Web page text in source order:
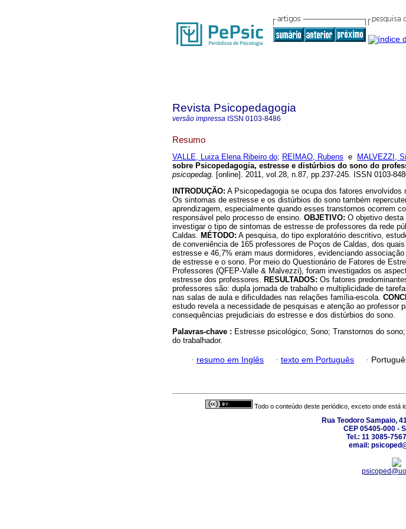
Revista Psicopedagogia
versão impressa ISSN 0103-8486
Resumo
VALLE, Luiza Elena Ribeiro do; REIMAO, Rubens e MALVEZZI,
sobre Psicopedagogia, estresse e distúrbios do sono do
psicopedag. [online]. 2011, vol.28, n.87, pp.237-245. ISSN 0103-
INTRODUÇÃO: A Psicopedagogia se ocupa dos fatores envolvidos
Os sintomas de estresse e os distúrbios do sono também
aprendizagem, especialmente quando esses transtornos ocorrem
responsável pelo processo de ensino. OBJETIVO: O objetivo desta
investigar o tipo de sintomas de estresse de professores da rede
Caldas. MÉTODO: A pesquisa, do tipo exploratório descritivo,
de conveniência de 165 professores de Poços de Caldas, dos
estresse e 46,7% eram maus dormidores, evidenciando
de estresse e o sono. Por meio do Questionário de Fatores de
Professores (QFEP-Valle & Malvezzi), foram investigados os
estresse dos professores. RESULTADOS: Os fatores
professores são: dupla jornada de trabalho e multiplicidade de
nas salas de aula e dificuldades nas relações família-escola.
estudo revela a necessidade de pesquisas e atenção ao professor
consequências prejudiciais do estresse e dos distúrbios do sono.
Palavras-chave : Estresse psicológico; Sono; Transtornos do
do trabalhador.
· resumo em Inglês · texto em Português ·
Todo o conteúdo deste periódico, exceto onde está
Rua Teodoro Sampaio,
CEP 05405-000 -
Tel.: 11 3085-
email: